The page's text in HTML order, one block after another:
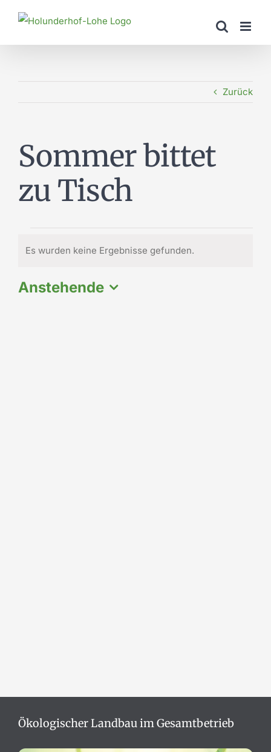
springen
Zurück
Sommer bittet
zu Tisch
Veranstaltungen
Es wurden keine Ergebnisse gefunden.
Anstehende
Ökologischer Landbau im Gesamtbetrieb